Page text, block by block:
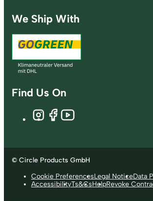
We Ship With
Find Us On
© Circle Products GmbH
Cookie PreferencesLegal NoticeData
AccessibilityTs&CsHelpRevoke